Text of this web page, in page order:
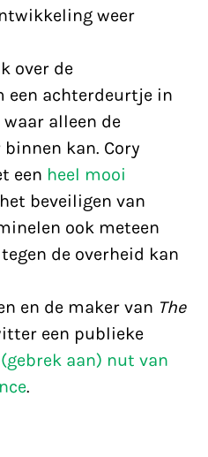
weer
over de
een achterdeurtje in
alleen de
kan. Cory
een heel mooi
beveiligen van
ook meteen
de overheid kan
en de maker van The
een publieke
aan) nut van
.